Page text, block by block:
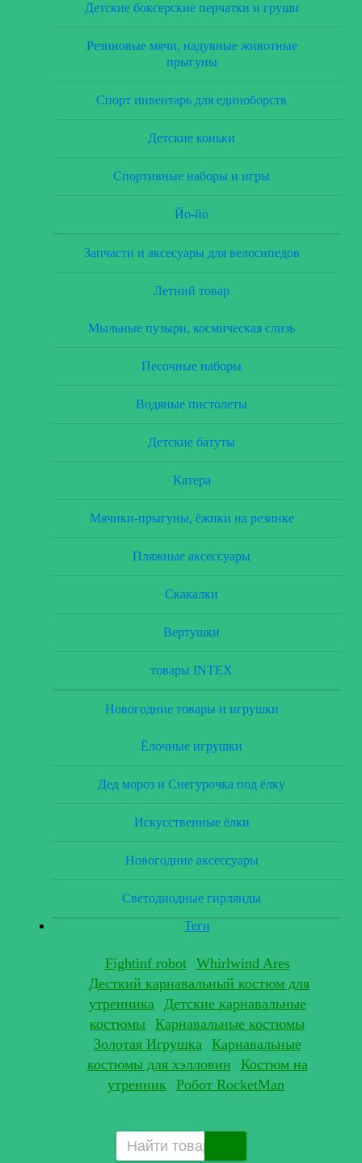
Детские боксерские перчатки и груши
Резиновые мячи, надувные животные
прыгуны
Спорт инвентарь для единоборств
Детские коньки
Спортивные наборы и игры
Йо-йо
Запчасти и аксесуары для велосипедов
Летний товар
Мыльные пузыри, космическая слизь
Песочные наборы
Водяные пистолеты
Детские батуты
Катера
Мячики-прыгуны, ёжики на резинке
Пляжные аксессуары
Скакалки
Вертушки
товары INTEX
Новогодние товары и игрушки
Ёлочные игрушки
Дед мороз и Снегурочка под ёлку
Искусственные ёлки
Новогодние аксессуары
Светодиодные гирлянды
Теги
Fightinf robot
Whirlwind Ares
Десткий карнавальный костюм для
утренника
Детские карнавальные
костюмы Карнавальные костюмы
Золотая Игрушка
Карнавальные
костюмы для хэлловин
Костюм на
утренник
Робот RocketMan